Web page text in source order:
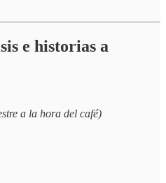
e historias a
a la hora del café)